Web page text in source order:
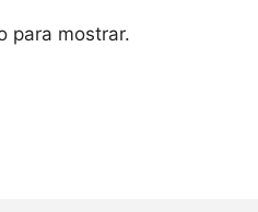
para mostrar.